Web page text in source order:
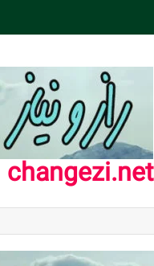
changezi.net